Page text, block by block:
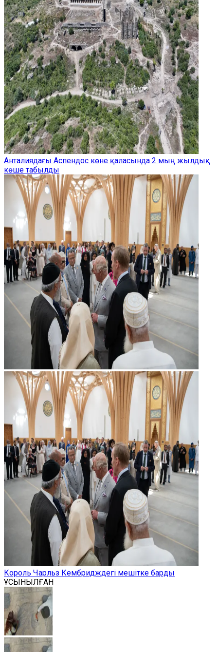
Анталиядағы Аспендос көне қаласында 2 мың жылдық
көше табылды
Король Чарльз Кембридждегі мешітке барды
ҰСЫНЫЛҒАН